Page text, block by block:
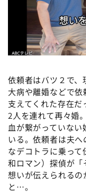
ＬＩＦＥ～夢の
新婚さんいらっ
ポツンと一軒家
ぺこぱのまるス
アナ回覧板
依頼者はバツ２で、
大病や離婚などで
支えてくれた存在
2人を連れて再々婚
血が繋がっていな
いる。依頼者は夫
なデコトラに乗っ
和ロマン）探偵が
想いが伝えられる
と…。